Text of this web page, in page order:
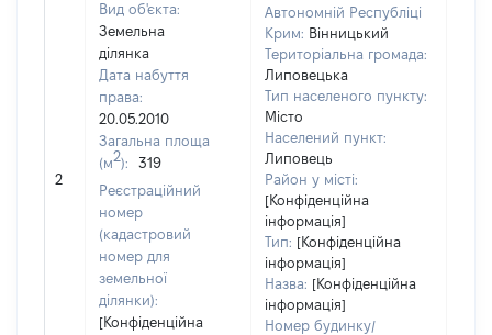
2
Вид об'єкта:
Земельна
ділянка
Дата набуття
права:
20.05.2010
Загальна площа
(м2):
319
Реєстраційний
номер
(кадастровий
номер для
земельної
ділянки):
[Конфіденційна
Автономній Республіці
Крим: Вінницький
Територіальна громада:
Липовецька
Тип населеного пункту:
Місто
Населений пункт:
Липовець
Район у місті:
[Конфіденційна
інформація]
Тип: [Конфіденційна
інформація]
Назва: [Конфіденційна
інформація]
Номер будинку/